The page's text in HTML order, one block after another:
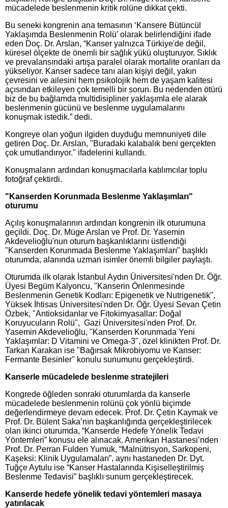
mücadelede beslenmenin kritik rolüne dikkat çekti.
Bu seneki kongrenin ana temasının ‘Kansere Bütüncül
Yaklaşımda Beslenmenin Rolü’ olarak belirlendiğini ifade
eden Doç. Dr. Arslan, “Kanser yalnızca Türkiye'de değil,
küresel ölçekte de önemli bir sağlık yükü oluşturuyor. Sıklık
ve prevalansındaki artışa paralel olarak mortalite oranları da
yükseliyor. Kanser sadece tanı alan kişiyi değil, yakın
çevresini ve ailesini hem psikolojik hem de yaşam kalitesi
açısından etkileyen çok temelli bir sorun. Bu nedenden ötürü
biz de bu bağlamda multidisipliner yaklaşımla ele alarak
beslenmenin gücünü ve beslenme uygulamalarını
konuşmak istedik.” dedi.
Kongreye olan yoğun ilgiden duyduğu memnuniyeti dile
getiren Doç. Dr. Arslan, "Buradaki kalabalık beni gerçekten
çok umutlandırıyor." ifadelerini kullandı.
Konuşmaların ardından konuşmacılarla katılımcılar toplu
fotoğraf çektirdi.
"Kanserden Korunmada Beslenme Yaklaşımları"
oturumu
Açılış konuşmalarının ardından kongrenin ilk oturumuna
geçildi. Doç. Dr. Müge Arslan ve Prof. Dr. Yasemin
Akdevelioğlu'nun oturum başkanlıklarını üstlendiği
"Kanserden Korunmada Beslenme Yaklaşımları" başlıklı
oturumda, alanında uzman isimler önemli bilgiler paylaştı.
Oturumda ilk olarak İstanbul Aydın Üniversitesi'nden Dr. Öğr.
Üyesi Begüm Kalyoncu, "Kanserin Önlenmesinde
Beslenmenin Genetik Kodları: Epigenetik ve Nutrigenetik",
Yüksek İhtisas Üniversitesi'nden Dr. Öğr. Üyesi Sevan Çetin
Özbek, "Antioksidanlar ve Fitokimyasallar: Doğal
Koruyucuların Rolü", Gazi Üniversitesi'nden Prof. Dr.
Yasemin Akdevelioğlu, "Kanserden Korunmada Yeni
Yaklaşımlar: D Vitamini ve Omega-3", özel klinikten Prof. Dr.
Tarkan Karakan ise "Bağırsak Mikrobiyomu ve Kanser:
Fermante Besinler" konulu sunumunu gerçekleştirdi.
Kanserle mücadelede beslenme stratejileri
Kongrede öğleden sonraki oturumlarda da kanserle
mücadelede beslenmenin rolünü çok yönlü biçimde
değerlendirmeye devam edecek. Prof. Dr. Çetin Kaymak ve
Prof. Dr. Bülent Saka’nın başkanlığında gerçekleştirilecek
olan ikinci oturumda, “Kanserde Hedefe Yönelik Tedavi
Yöntemleri” konusu ele alınacak. Amerikan Hastanesi’nden
Prof. Dr. Perran Fulden Yumuk, “Malnütrisyon, Sarkopeni,
Kaşeksi: Klinik Uygulamaları”, aynı hastaneden Dr. Dyt.
Tuğçe Aytulu ise “Kanser Hastalarında Kişiselleştirilmiş
Beslenme Tedavisi” başlıklı sunum gerçekleştirecek.
Kanserde hedefe yönelik tedavi yöntemleri masaya
yatırılacak